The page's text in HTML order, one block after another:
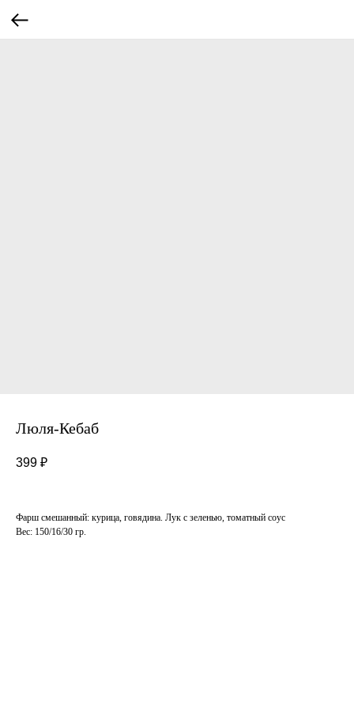
Люля-Кебаб
399 ₽
Фарш смешанный: курица, говядина. Лук с зеленью, томатный соус
Вес: 150/16/30 гр.